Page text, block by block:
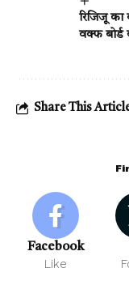
रिजिजू
वक्फ बोर्ड
Share This
Facebook
Like